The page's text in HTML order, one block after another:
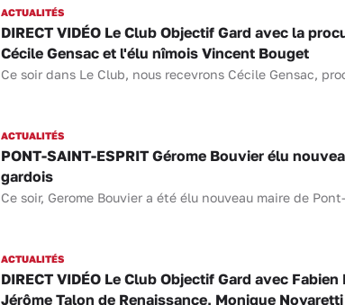
ACTUALITÉS
DIRECT VIDÉO Le Club Objectif Gard avec la
Cécile Gensac et l'élu nîmois Vincent Bouget
Ce soir dans Le Club, nous recevrons Cécile Gensac,
ACTUALITÉS
PONT-SAINT-ESPRIT Gérome Bouvier élu
gardois
Ce soir, Gerome Bouvier a été élu nouveau maire de
ACTUALITÉS
DIRECT VIDÉO Le Club Objectif Gard avec
Jérôme Talon de Renaissance, Monique